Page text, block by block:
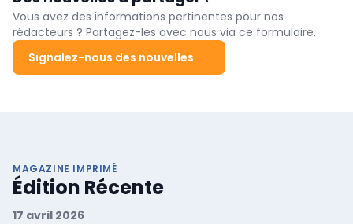
Vous avez des informations pertinentes pour nos
rédacteurs ? Partagez-les avec nous via ce formulaire.
Signalez-nous des nouvelles
MAGAZINE IMPRIMÉ
Édition Récente
17 avril 2026